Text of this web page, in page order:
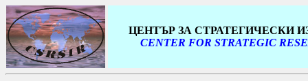
ЦЕНТЪР ЗА СТРАТЕГИЧЕСКИ
CENTER FOR STRATEGIC